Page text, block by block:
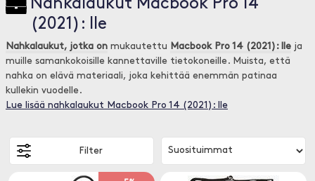
Nahkalaukut Macbook Pro 14
(2021): lle
Nahkalaukut, jotka on mukautettu Macbook Pro 14 (2021): lle ja
muille samankokoisille kannettaville tietokoneille. Muista, että
nahka on elävä materiaali, joka kehittää enemmän patinaa
kullekin vuodelle.
Lue lisää nahkalaukut Macbook Pro 14 (2021): lle
Filter